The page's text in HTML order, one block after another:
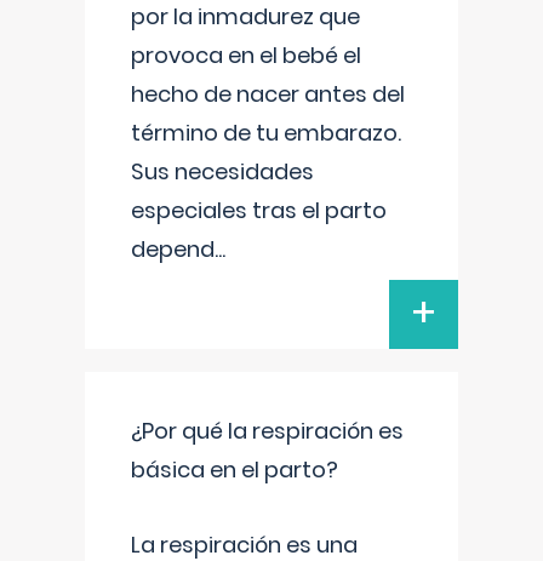
por la inmadurez que
provoca en el bebé el
hecho de nacer antes del
término de tu embarazo.
Sus necesidades
especiales tras el parto
depend...
+
¿Por qué la respiración es
básica en el parto?
La respiración es una